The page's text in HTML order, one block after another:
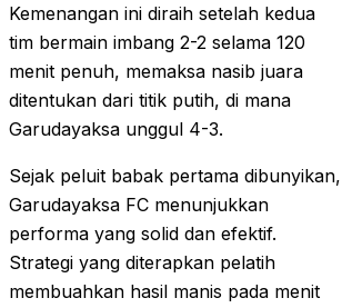
Kemenangan ini diraih setelah kedua
tim bermain imbang 2-2 selama 120
menit penuh, memaksa nasib juara
ditentukan dari titik putih, di mana
Garudayaksa unggul 4-3.
Sejak peluit babak pertama dibunyikan,
Garudayaksa FC menunjukkan
performa yang solid dan efektif.
Strategi yang diterapkan pelatih
membuahkan hasil manis pada menit